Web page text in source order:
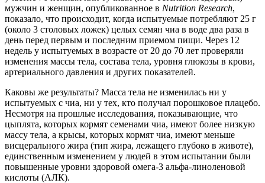
мужчин и женщин, опубликованное в Nutrition Research,
показало, что происходит, когда испытуемые потребляют 25 г
(около 3 столовых ложек) целых семян чиа в воде два раза в
день перед первым и последним приемом пищи. Через 12
недель у испытуемых в возрасте от 20 до 70 лет проверяли
изменения массы тела, состава тела, уровня глюкозы в крови,
артериального давления и других показателей.
Каковы же результаты? Масса тела не изменилась ни у
испытуемых с чиа, ни у тех, кто получал порошковое плацебо.
Несмотря на прошлые исследования, показывающие, что
цыплята, которых кормят семенами чиа, имеют более низкую
массу тела, а крысы, которых кормят чиа, имеют меньше
висцерального жира (тип жира, лежащего глубоко в животе),
единственным изменением у людей в этом испытании были
повышенные уровни здоровой омега-3 альфа-линоленовой
кислоты (АЛК).